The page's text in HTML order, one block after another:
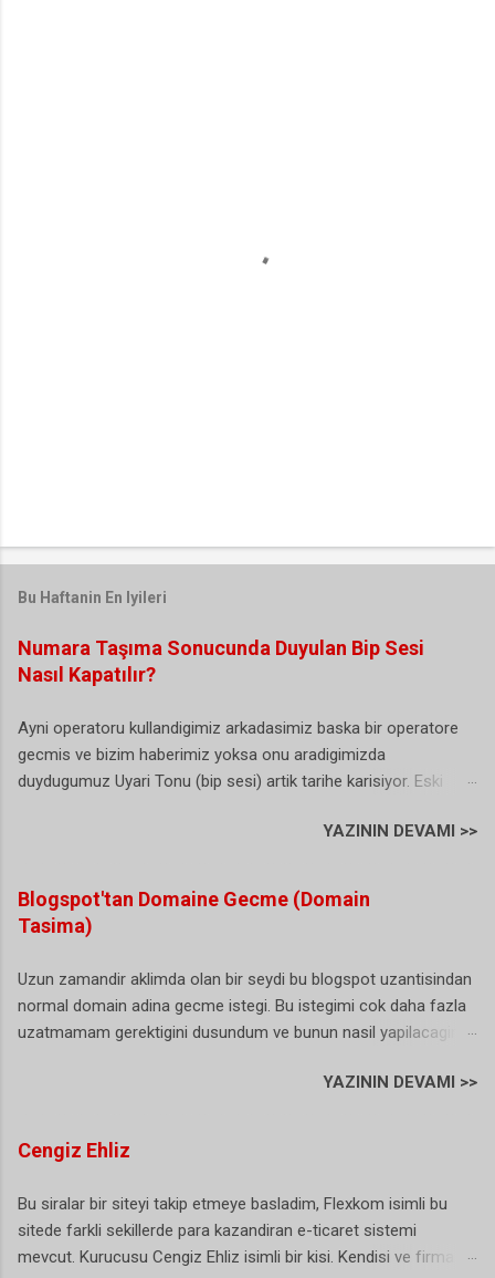
Bu Haftanin En Iyileri
Numara Taşıma Sonucunda Duyulan Bip Sesi
Nasıl Kapatılır?
Ayni operatoru kullandigimiz arkadasimiz baska bir operatore
gecmis ve bizim haberimiz yoksa onu aradigimizda
duydugumuz Uyari Tonu (bip sesi) artik tarihe karisiyor. Eski
sikayetci olmasamda arayan bazi vatandas abi sen Turkcell'de
gelmis/geliyordur). Buda biraz gereksiz bir durum gibi sanki. Iste
hal boyle olunca artik karar alinmis ve NTS yani numara tasima
uyari sesi artik istege bagli olarak duzenlenebiliyor. Dunyada ki
ve bir kac ulke daha oldugu gorulunce bu sesin artik istege bagli
olmasi gerektigine karar verilmis. Hatta bazi istatistiklere gore
durum oldukca ilginc: Bir arastirmaya katilan her 100 aboneden
41’i numarasını taşımama sebebi olarak “bip sesi”ni gösterdi.
YAZININ DEVAMI >>
Blogspot'tan Domaine Gecme (Domain
Tasima)
Uzun zamandir aklimda olan bir seydi bu blogspot uzantisindan
normal domain adina gecme istegi. Bu istegimi cok daha fazla
uzatmamam gerektigini dusundum ve bunun nasil yapilacagini
harika bir hizmet ne domain ne de bir hosting ihtiyaciniz var.
istiyorsunuz. Eger sizde benim gibi bu gecisi dusunuyor ama
hala bir adim atamiyorsaniz bu yazimi okumanizda fayda var,
olduguna inanamiyacaksiniz (ben inanamadim). Blogger
Blogspot Uzantisini Domaine Tasima Simdi bu islemi
gerceklestirmek icin ilk yapacagimiz sey bir alan adi yani
YAZININ DEVAMI >>
Cengiz Ehliz
Bu siralar bir siteyi takip etmeye basladim, Flexkom isimli bu
sitede farkli sekillerde para kazandiran e-ticaret sistemi
mevcut. Kurucusu Cengiz Ehliz isimli bir kisi. Kendisi ve firma ile